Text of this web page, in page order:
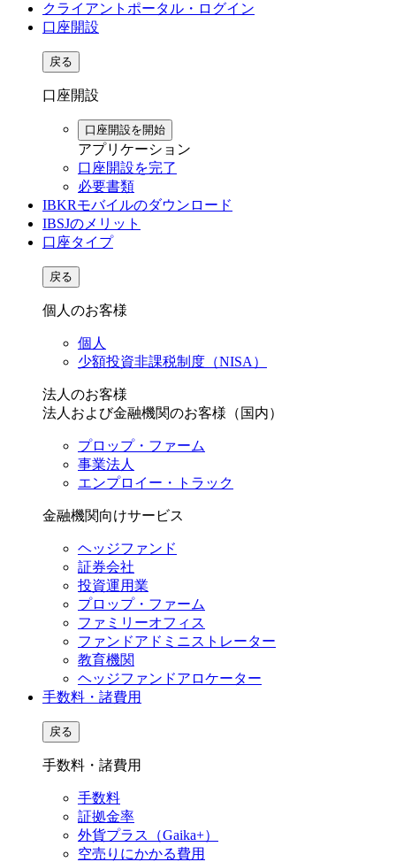
クライアントポータル・ログイン
口座開設
戻る
口座開設
口座開設を開始
アプリケーション
口座開設を完了
必要書類
IBKRモバイルのダウンロード
IBSJのメリット
口座タイプ
戻る
個人のお客様
個人
少額投資非課税制度（NISA）
法人のお客様
法人および金融機関のお客様（国内）
プロップ・ファーム
事業法人
エンプロイー・トラック
金融機関向けサービス
ヘッジファンド
証券会社
投資運用業
プロップ・ファーム
ファミリーオフィス
ファンドアドミニストレーター
教育機関
ヘッジファンドアロケーター
手数料・諸費用
戻る
手数料・諸費用
手数料
証拠金率
外貨プラス（Gaika+）
空売りにかかる費用